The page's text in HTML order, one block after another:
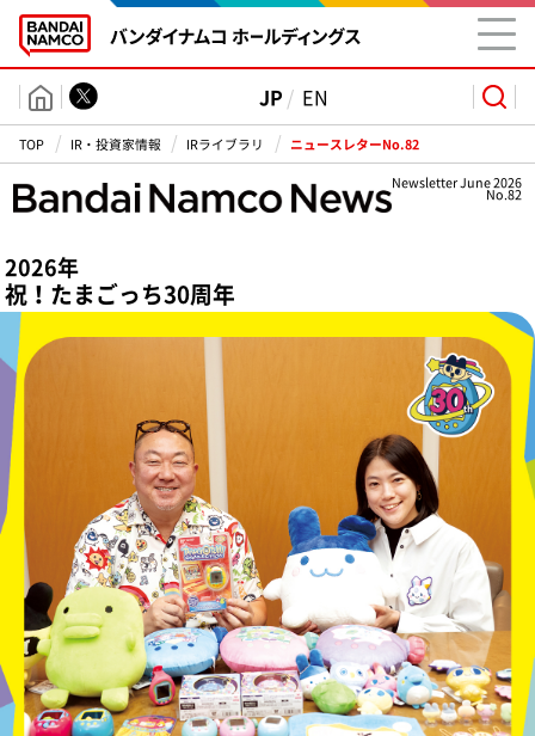
グループ
投資家情報
採用情報
JP EN
TOP IR・投資家情報 IRライブラリ ニュースレターNo.82
Newsletter June 2026
No.82
2026年
祝！たまごっち30周年
TOP INTERVIEW
特集
Close Up
INFORMATION